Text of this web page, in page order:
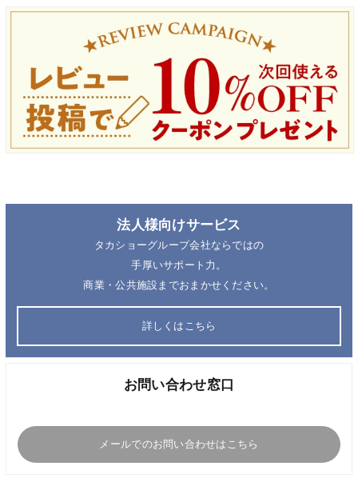
法人様向けサービス
タカショーグループ会社ならではの
手厚いサポート力。
商業・公共施設までおまかせください。
詳しくはこちら
お問い合わせ窓口
メールでのお問い合わせはこちら